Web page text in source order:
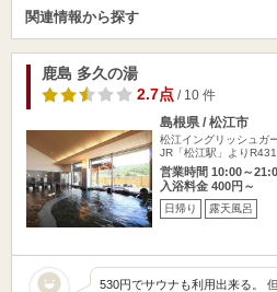
関連情報から探す
鹿島 多久の湯
2.7点/ 10 件
島根県 / 松江市
松江イングリッシュガ
JR「松江駅」より
営業時間 10:00～
入浴料金 400円～
日帰り 露天風呂
530円でサウナも利用出来る。